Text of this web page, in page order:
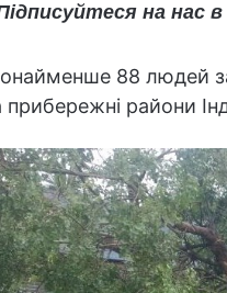
на нас в
88 людей
прибережні райони